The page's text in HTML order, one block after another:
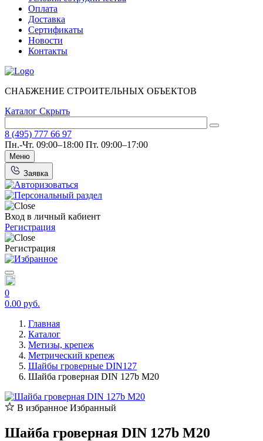
Оплата
Доставка
Сертификаты
Новости
Контакты
СНАБЖЕНИЕ СТРОИТЕЛЬНЫХ ОБЪЕКТОВ
Каталог Скрыть
8 (495) 777 66 97
Пн.-Чт. 09:00–18:00 Пт. 09:00–17:00
Меню
Заявка
Вход в личный кабиент
Регистрация
Регистрация
0
0.00 руб.
Главная
Каталог
Метизы, крепеж
Метрический крепеж
Шайбы гроверные DIN127
Шайба гроверная DIN 127b М20
В избранное Избранный
Шайба гроверная DIN 127b М20